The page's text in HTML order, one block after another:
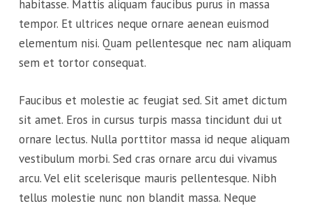
habitasse. Mattis aliquam faucibus purus in massa
tempor. Et ultrices neque ornare aenean euismod
elementum nisi. Quam pellentesque nec nam aliquam
sem et tortor consequat.
Faucibus et molestie ac feugiat sed. Sit amet dictum
sit amet. Eros in cursus turpis massa tincidunt dui ut
ornare lectus. Nulla porttitor massa id neque aliquam
vestibulum morbi. Sed cras ornare arcu dui vivamus
arcu. Vel elit scelerisque mauris pellentesque. Nibh
tellus molestie nunc non blandit massa. Neque